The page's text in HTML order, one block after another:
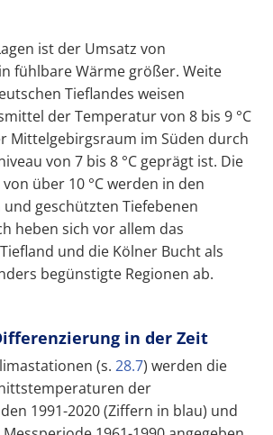
ist der Umsatz von
fühlbare Wärme größer. Weite
Tieflandes weisen
der Temperatur von 8 bis 9 °C
Mittelgebirgsraum im Süden durch
von 7 bis 8 °C geprägt ist. Die
über 10 °C werden in den
geschützten Tiefebenen
heben sich vor allem das
und die Kölner Bucht als
begünstigte Regionen ab.
in der Zeit
(s. 28.7) werden die
der
1991-2020 (Ziffern in blau) und